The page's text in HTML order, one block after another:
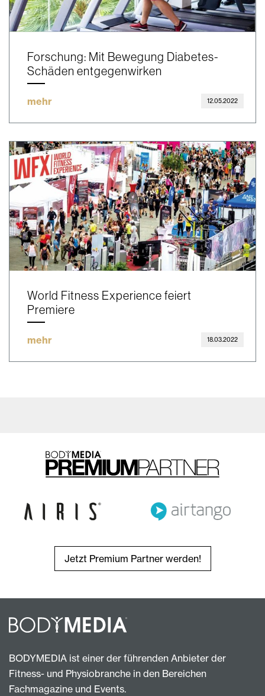
Forschung: Mit Bewegung Diabetes-
Schäden entgegenwirken
mehr 12.05.2022
World Fitness Experience feiert
Premiere
mehr 18.03.2022
Jetzt Premium Partner werden!
BODYMEDIA ist einer der führenden Anbieter der
Fitness- und Physiobranche in den Bereichen
Fachmagazine und Events.